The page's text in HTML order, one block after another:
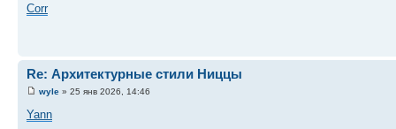
Corr
Re: Архитектурные стили Ниццы
wyle » 25 янв 2026, 14:46
Yann